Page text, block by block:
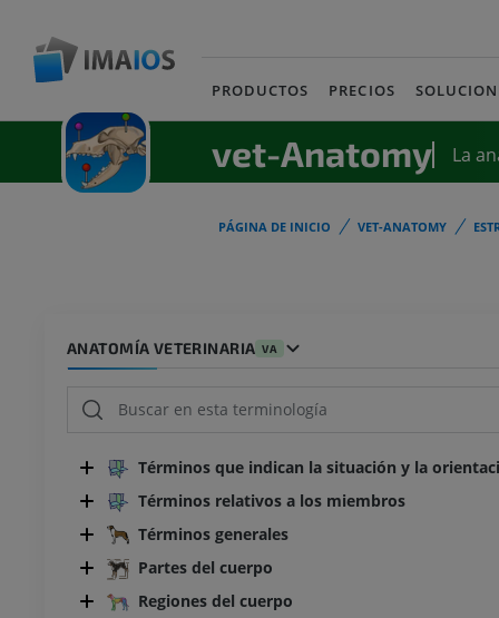
PRODUCTOS PRECIOS
vet-Anatomy La
PÁGINA DE INICIO VET-ANATOMY
ANATOMÍA VETERINARIA VA
Términos que indican la situación y la
Términos relativos a los miembros
Términos generales
Partes del cuerpo
Regiones del cuerpo